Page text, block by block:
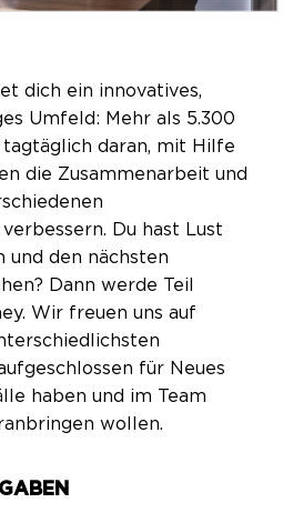
dich ein innovatives,
Umfeld: Mehr als 5.300
daran, mit Hilfe
die Zusammenarbeit und
Du hast Lust
und den nächsten
Dann werde Teil
Wir freuen uns auf
für Neues
haben und im Team
wollen.